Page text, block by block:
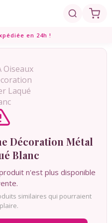
24h !
en 2h gratuit !
Décoration Métal
Blanc
n'est plus disponible
similaires qui pourraient